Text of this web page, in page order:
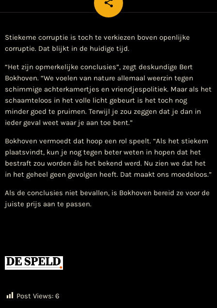
share
Stiekeme corruptie is toch te verkiezen boven openlijke
corruptie. Dat blijkt in de huidige tijd.
“Het zijn opmerkelijke conclusies”, zegt deskundige Bert
Bokhoven. “We voelen van nature allemaal weerzin tegen
schimmige achterkamertjes en vriendjespolitiek. Maar als het
schaamteloos in het volle licht gebeurt is het toch nog
minder goed te pruimen. Terwijl je zou zeggen dat je dan in
ieder geval weet waar je aan toe bent.”
Bokhoven vermoedt dat hoop een rol speelt. “Als het stiekem
plaatsvindt, kun je nog tegen beter weten in hopen dat het
bestraft zou worden áls het bekend werd. Nu zien we dat het
in het geheel geen gevolgen heeft. Dat maakt ons moedeloos.”
Als de conclusies niet bevallen, is Bokhoven bereid ze voor de
juiste prijs aan te passen.
Post Views: 6